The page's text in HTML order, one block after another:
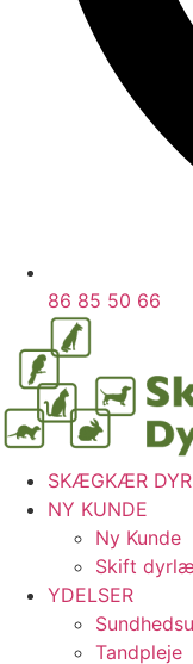
86 85 50 66
SKÆGKÆR
NY KUNDE
Ny Kunde
Skift
YDELSER
Tandpleje